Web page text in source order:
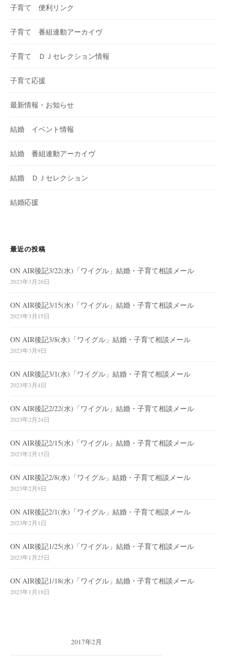
子育て 便利リンク
子育て 番組連動アーカイヴ
子育て ＤＪセレクション情報
子育て応援
最新情報・お知らせ
結婚 イベント情報
結婚 番組連動アーカイヴ
結婚 ＤＪセレクション
結婚応援
最近の投稿
ON AIR後記3/22(水)「ワイグル」結婚・子育て相談メール
2023年3月26日
ON AIR後記3/15(水)「ワイグル」結婚・子育て相談メール
2023年3月15日
ON AIR後記3/8(水)「ワイグル」結婚・子育て相談メール
2023年3月9日
ON AIR後記3/1(水)「ワイグル」結婚・子育て相談メール
2023年3月4日
ON AIR後記2/22(水)「ワイグル」結婚・子育て相談メール
2023年2月24日
ON AIR後記2/15(水)「ワイグル」結婚・子育て相談メール
2023年2月15日
ON AIR後記2/8(水)「ワイグル」結婚・子育て相談メール
2023年2月9日
ON AIR後記2/1(水)「ワイグル」結婚・子育て相談メール
2023年2月1日
ON AIR後記1/25(水)「ワイグル」結婚・子育て相談メール
2023年1月25日
ON AIR後記1/18(水)「ワイグル」結婚・子育て相談メール
2023年1月18日
2017年2月